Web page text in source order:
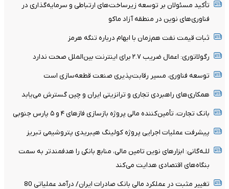
تأکید مسئولان بر توسعه زیرساخت‌های ارتباطی و سرمایه‌گذاری در
فناوری‌های نوین در منطقه آزاد ماکو
ثبات قیمت نفت هم‌زمان با ابهام درباره تنگه هرمز
رگولاتوری: اعمال ضریب ۲.۷ برای اینترنت بین‌الملل صحت ندارد
توسعه فناوری، مسیر رقابت‌پذیری صنعت قطعه‌سازی است
همکاری‌های راهبردی تجاری و ترانزیتی ایران و چین گسترش می‌یابد
بانک تجارت، تأمین‌کننده مالی پروژه بازسازی فازهای ۴ و ۵ پارس جنوبی
پیشرفت عملیات اجرایی پروژه کولینگ هیبریدی پتروشیمی تبریز
للـه‌گانی: ابزارهای نوین تامین مالی، منابع بانکی را هدفمندتر به سمت
بنگاه‌های اقتصادی هدایت می‌کند
تغییر مثبت در عملکرد مالی بانک صادرات ایران/ درآمد عملیاتی 80